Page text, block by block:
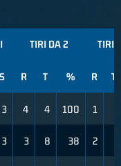
TIRI DA 2 TIRI
S R T % R T
3 4 4 100 1
3 3 8 38 2